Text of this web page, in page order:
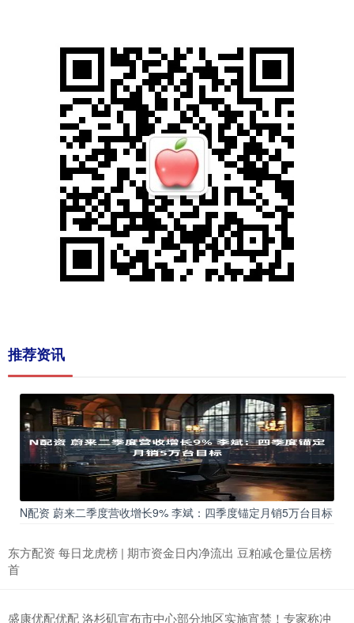
推荐资讯
N配资 蔚来二季度营收增长9% 李斌：四季度锚定月销5万台目标
东方配资 每日龙虎榜 | 期市资金日内净流出 豆粕减仓量位居榜
首
盛康优配优配 洛杉矶宣布市中心部分地区实施宵禁！专家称冲